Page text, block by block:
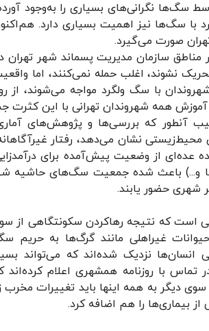
سگ‌ها نگرانی‌های بسیاری را به‌وجود
با سگ‌ها نیز اهمیت بسیاری دارد.
صورت می‌گیرد.
مناطق سازمان مدیریت پسماند شهر
نشوند، اغلب حمله نمی‌کنند، اما
با سگ ولگرد مواجه می‌شوند، از
همه شهروندان تهرانی با این کثرت
آنطور که بررسی‌ها و پژوهش‌های
محیط‌زیستی نشان می‌دهد، رفتار
عده‌ای از وضعیت پیش‌آمده برای
و...) باعث شده جمعیت سگ‌های حاشیه شهر
شهری حضور یابند.
است که نتیجه رهاکردن سکونتگاهی از
غیراهلی مانند گرگ‌ها به حریم
انسان‌ها نزدیک شده‌اند که می‌تواند
تماس با روزنامه همشهری اعلام
سوی دیگر به همه اینها باید تغییرات
از بیماری‌ها را هم اضافه کرد.